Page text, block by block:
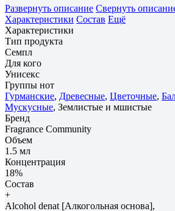
Развернуть описание Свернуть
Характеристики Состав Ещё
Характеристики
Тип продукта
Семпл
Для кого
Унисекс
Группы нот
Гурманские, Древесные, Цветочные,
Мускусные, Землистые и мшистые
Бренд
Fragrance Community
Объем
1.5 мл
Концентрация
18%
Состав
+
Alcohol denat [Алкогольная основа],